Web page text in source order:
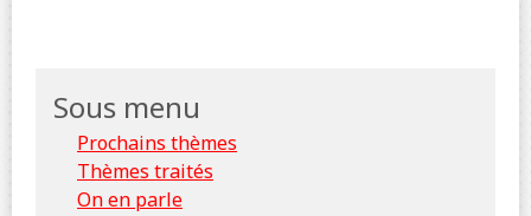
Sous menu
Prochains thèmes
Thèmes traités
On en parle